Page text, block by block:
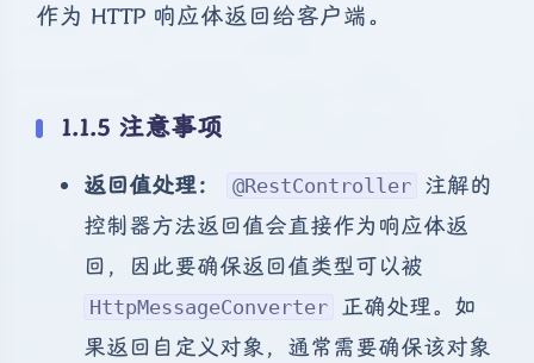
作为 HTTP 响应体返回给客户端。
1.1.5 注意事项
返回值处理： @RestController 注解的
控制器方法返回值会直接作为响应体返
回，因此要确保返回值类型可以被
HttpMessageConverter 正确处理。如
果返回自定义对象，通常需要确保该对象